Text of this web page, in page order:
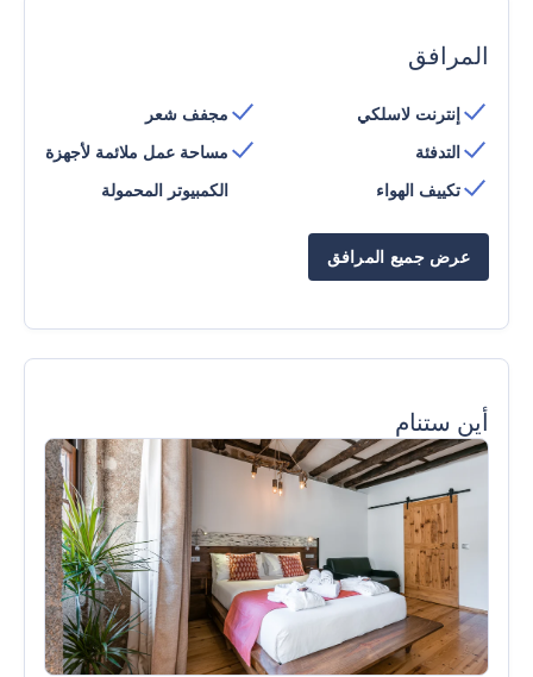
المرافق
إنترنت لاسلكي
التدفئة
تكييف الهواء
مجفف شعر
مساحة عمل ملائمة لأجهزة
الكمبيوتر المحمولة
عرض جميع المرافق
أين ستنام